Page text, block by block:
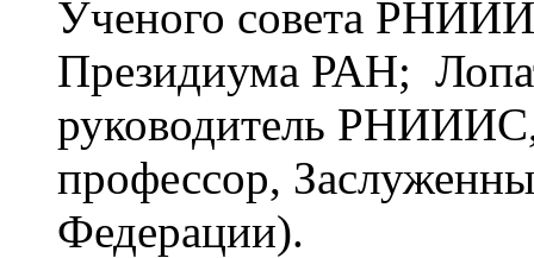
Ученого совета
Президиума РАН;
руководитель
профессор,
Федерации).